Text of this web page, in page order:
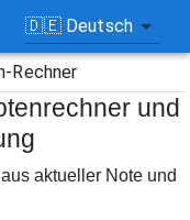
🇩🇪 Deutsch
Rechner
und
aktueller Note und